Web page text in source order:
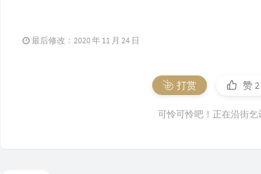
最后修改：2020 年 11 月 24 日
打赏 赞2
可怜可怜吧！正在沿街乞